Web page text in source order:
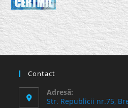
Contact
Adresă:
Str. Republicii nr.75,